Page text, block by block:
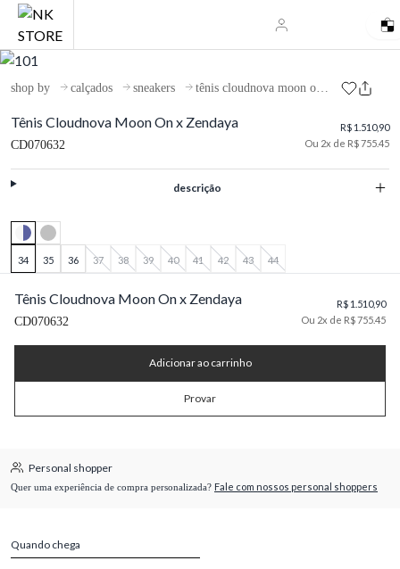
shop by calçados sneakers tênis cloudnova moon on x zendaya
Tênis Cloudnova Moon On x Zendaya
CD070632
R$ 1.510,90
Ou 2x de R$ 755.45
descrição
34 35 36 37 38 39 40 41 42 43 44
Tênis Cloudnova Moon On x Zendaya
CD070632
R$ 1.510,90
Ou 2x de R$ 755.45
Adicionar ao carrinho
Provar
Personal shopper
Quer uma experiência de compra personalizada? Fale com nossos personal shoppers
Quando chega